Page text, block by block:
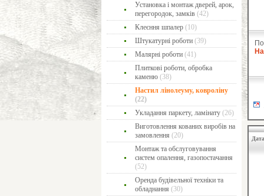
Установка і монтаж дверей, арок,
перегородок, замків (42)
Клеєння шпалер (10)
Штукатурні роботи (39)
Малярні роботи (41)
Плиткові роботи, обробка
каменю (38)
Настил лінолеуму, ковроліну
(22)
Укладання паркету, ламінату (26)
Виготовлення кованих виробів на
замовлення (20)
Монтаж та обслуговування
систем опалення, газопостачання
(52)
Оренда будівельної техніки та
обладнання (30)